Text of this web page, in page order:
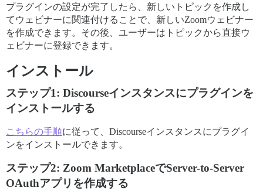
プラグインの設定が完了したら、新しいトピックを作成し
てウェビナーに関連付けることで、新しいZoomウェビナー
を作成できます。その後、ユーザーはトピックから直接ウ
ェビナーに登録できます。
インストール
ステップ1: Discourseインスタンスにプラグインを
インストールする
こちらの手順に従って、Discourseインスタンスにプラグイ
ンをインストールできます。
ステップ2: Zoom MarketplaceでServer-to-Server
OAuthアプリを作成する